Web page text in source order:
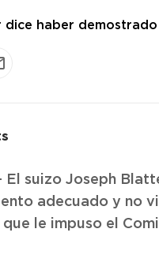
El suizo Joseph
adecuado y no
que le impuso el